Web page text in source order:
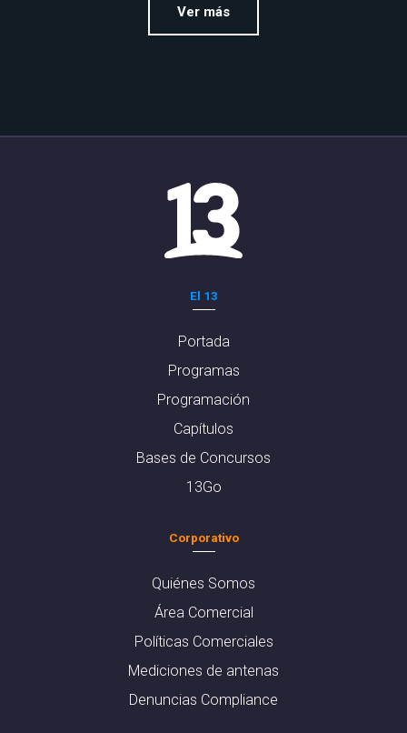
Ver más
El 13
Portada
Programas
Programación
Capítulos
Bases de Concursos
13Go
Corporativo
Quiénes Somos
Área Comercial
Políticas Comerciales
Mediciones de antenas
Denuncias Compliance